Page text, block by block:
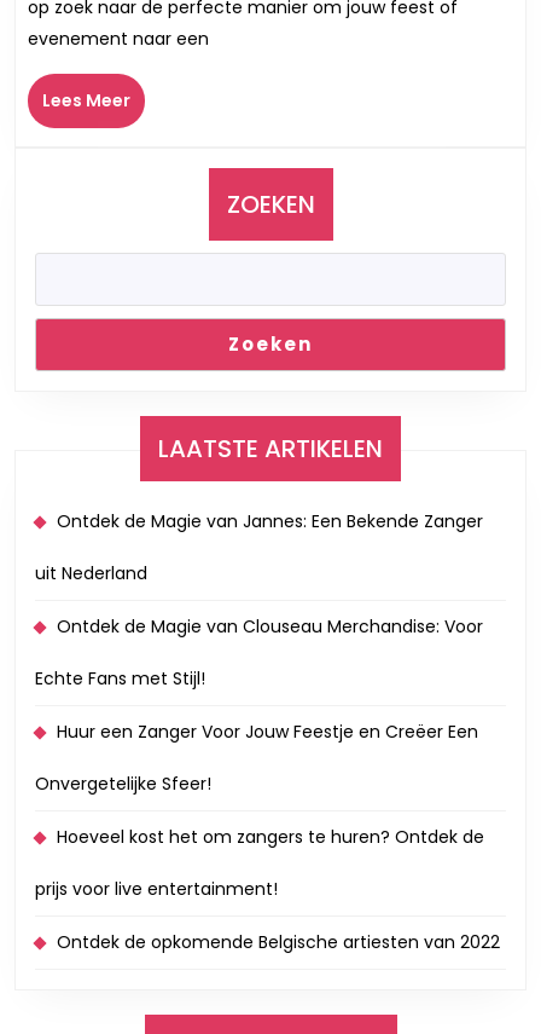
Jouw
van
Live
Muziek
naar
Evenement
op zoek naar de perfecte manier om jouw feest of
evenement naar een
Lees MeerLees
Meer
ZOEKEN
Zoeken
LAATSTE ARTIKELEN
Ontdek de Magie van Jannes: Een Bekende Zanger
uit Nederland
Ontdek de Magie van Clouseau Merchandise: Voor
Echte Fans met Stijl!
Huur een Zanger Voor Jouw Feestje en Creëer Een
Onvergetelijke Sfeer!
Hoeveel kost het om zangers te huren? Ontdek de
prijs voor live entertainment!
Ontdek de opkomende Belgische artiesten van 2022